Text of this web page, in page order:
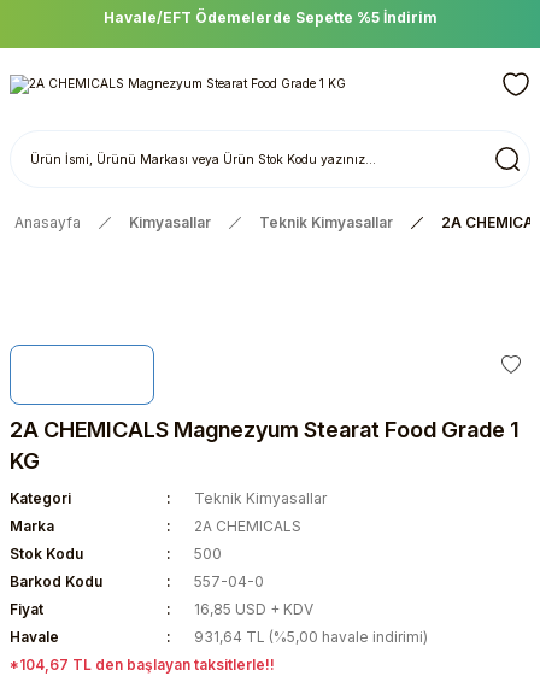
Havale/EFT Ödemelerde Sepette %5 İndirim
Anasayfa Kimyasallar Teknik Kimyasallar 2A
2A CHEMICALS Magnezyum Stearat Food Grade 1
KG
Kategori
Teknik Kimyasallar
Marka
2A CHEMICALS
Stok Kodu
500
Barkod Kodu
557-04-0
Fiyat
16,85 USD + KDV
Havale
931,64 TL (%5,00 havale indirimi)
*104,67 TL den başlayan taksitlerle!!